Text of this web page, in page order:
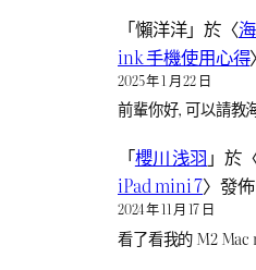
「懶洋洋」於〈
ink 手機使用心得
2025 年 1 月 22 日
前輩你好, 可以請教
「櫻川 浅羽 」於
iPad mini 7〉發
2024 年 11 月 17 日
看了看我的 M2